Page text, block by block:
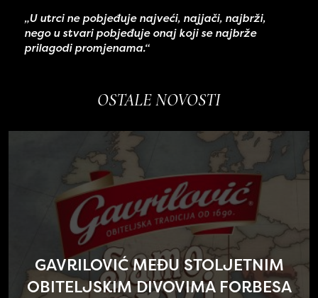
„U utrcine pobjeđuje najveći, najjači, najbrži,
nego u stvari pobjeđuje onaj koji se najbrže
prilagodi promjenama.“
OSTALE NOVOSTI
GAVRILOVIĆ MEĐU STOLJETNIM
OBITELJSKIM DIVOVIMA FORBESA